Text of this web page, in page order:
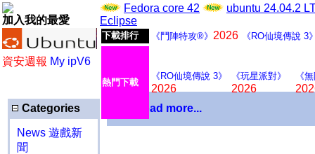
加入我的最愛
資安週報 My ipV6
Fedora core 42
ubuntu 24.04.2
Eclipse
下載排行 《鬥陣特攻®》 2026 《RO仙境傳說 3
熱門下載
《RO仙境傳說 3》
2026
《玩星派對》
2026
《
Categories
News 遊戲新
聞
Download more...